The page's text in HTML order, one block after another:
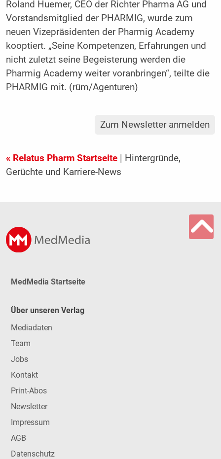
Roland Huemer, CEO der Richter Pharma AG und
Vorstandsmitglied der PHARMIG, wurde zum
neuen Vizepräsidenten der Pharmig Academy
kooptiert. „Seine Kompetenzen, Erfahrungen und
nicht zuletzt seine Begeisterung werden die
Pharmig Academy weiter voranbringen“, teilte die
PHARMIG mit. (rüm/Agenturen)
Zum Newsletter anmelden
« Relatus Pharm Startseite| Hintergründe,
Gerüchte und Karriere-News
MedMedia Startseite
Über unseren Verlag
Mediadaten
Team
Jobs
Kontakt
Print-Abos
Newsletter
Impressum
AGB
Datenschutz